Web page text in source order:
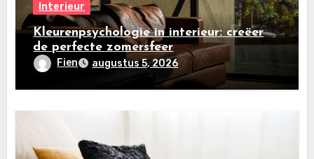
Interieur
Kleurenpsychologie in interieur: creëer
de perfecte zomersfeer
Fien augustus 5, 2026